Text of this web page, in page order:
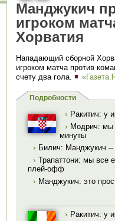
Манджукич
игроком
Хорватия
Нападающий сборной
игроком матча против
счету два гола.
Подробности
› Ракитич: у
› Модрич: мы
минуты
› Билич: Манджукич --
› Трапаттони: мы все
плей-офф
› Манджукич: это
› Ракитич: у